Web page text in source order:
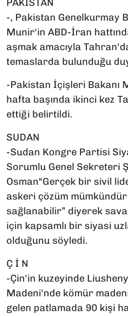
PAKİSTAN
-, Pakistan Genelkurmay
Munir'in ABD-İran
aşmak amacıyla
temaslarda bulunduğu
-Pakistan İçişleri Bakanı
hafta başında ikinci kez
ettiği belirtildi.
SUDAN
-Sudan Kongre Partisi
Sorumlu Genel Sekreteri
Osman“Gerçek bir sivil
askeri çözüm mümkündür
sağlanabilir” diyerek
için kapsamlı bir siyasi
olduğunu söyledi.
Ç İ N
-Çin'in kuzeyinde
Madeni'nde kömür
gelen patlamada 90 kişi